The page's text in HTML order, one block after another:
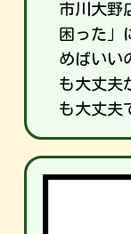
市川大野
困った」
めばいい
も大丈夫
も大丈夫